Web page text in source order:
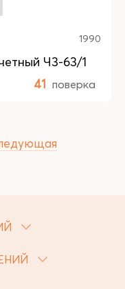
1990
Ч3-63/1
41 поверка